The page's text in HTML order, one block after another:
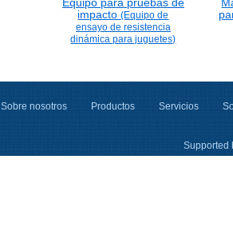
impacto(Equipo de
ensayo de resistencia
dinámica para juguetes)
Sobre nosotros Productos Servicios
Supported